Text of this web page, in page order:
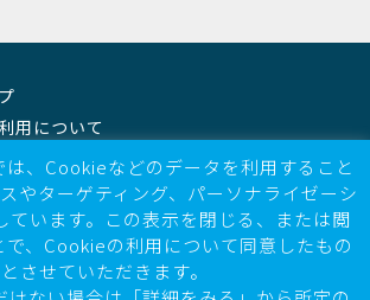
用について
方針
ティ基本方針
に対する基本方針
クホルダー方針
は、Cookieなどのデータを利用すること
やターゲティング、パーソナライゼーシ
ています。この表示を閉じる、または閲
で、Cookieの利用について同意したもの
とさせていただきます。